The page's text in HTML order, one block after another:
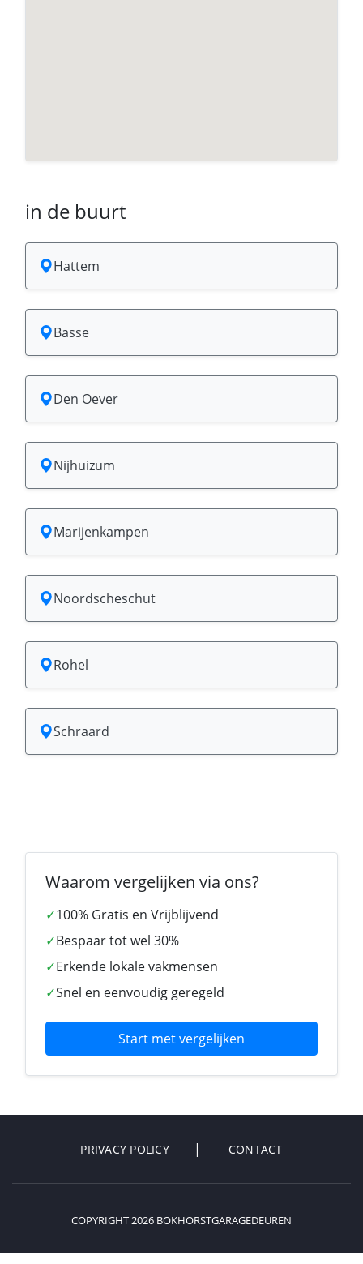
in de buurt
Hattem
Basse
Den Oever
Nijhuizum
Marijenkampen
Noordscheschut
Rohel
Schraard
Waarom vergelijken via ons?
✓100% Gratis en Vrijblijvend
✓Bespaar tot wel 30%
✓Erkende lokale vakmensen
✓Snel en eenvoudig geregeld
Start met vergelijken
PRIVACY POLICY CONTACT
COPYRIGHT 2026 BOKHORSTGARAGEDEUREN